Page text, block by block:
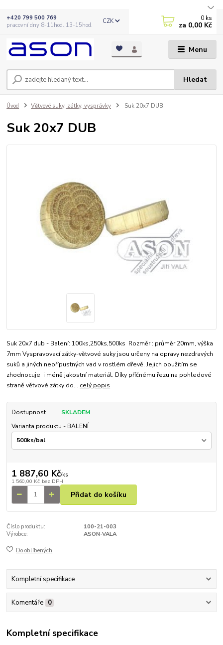
Menu
CZK
Hledat
+420 799 500 769
pracovní dny 8-11hod.,13-15hod.
0 ks
za 0,00 Kč
Úvod Větvové suky, zátky, vysprávky Suk 20x7 DUB
Suk 20x7 DUB
Suk 20x7 dub - Balení: 100ks,250ks,500ks Rozměr : průměr 20mm, výška
7mm Vyspravovací zátky-větvové suky jsou určeny na opravy nezdravých
suků a jiných nepřípustných vad v rostlém dřevě. Jejich použitím se
zhodnocuje i méně jakostní materiál. Díky příčnému řezu na pohledové
straně větvové zátky do... celý popis
Dostupnost
SKLADEM
Varianta produktu - BALENÍ
1 887,60 Kč/ks
1 560,00 Kč bez DPH
Přidat do košíku
Číslo produktu:
100-21-003
Výrobce:
ASON-VALA
Do oblíbených
Kompletní specifikace
Komentáře 0
Kompletní specifikace